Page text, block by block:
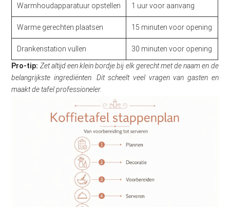
Warmhoudapparatuur opstellen 1 uur voor aanvang
Warme gerechten plaatsen 15 minuten voor opening
Drankenstation vullen 30 minuten voor opening
Pro-tip: Zet altijd een klein bordje bij elk gerecht met de naam en de
belangrijkste ingrediënten. Dit scheelt veel vragen van gasten en
maakt de tafel professioneler.